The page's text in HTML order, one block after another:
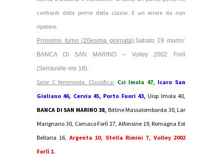
confronti delle prime della classe. E un errore da non
ripetere.
Prossimo turno (20esima giornata).Sabato 19 marzo:
BANCA DI SAN MARINO – Volley 2002 Forlì
(Serravalle ore 18).
Serie C femminile. Classifica: Csi Imola 47, Icaro San
Giuliano 46, Cervia 45, Porto Fuori 43, Uisp Imola 40,
BANCA DI SAN MARINO 38, Bitline Massalombarda 30, Lar
Marignano 30, Comaco Forlì 27, Alfonsine 19, Romagna Est
Bellaria 16, Argenta 10, Stella Rimini 7, Volley 2002
Forlì 1.